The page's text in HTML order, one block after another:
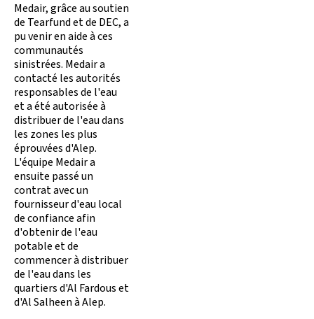
Medair, grâce au soutien
de Tearfund et de DEC, a
pu venir en aide à ces
communautés
sinistrées. Medair a
contacté les autorités
responsables de l'eau
et a été autorisée à
distribuer de l'eau dans
les zones les plus
éprouvées d'Alep.
L'équipe Medair a
ensuite passé un
contrat avec un
fournisseur d'eau local
de confiance afin
d'obtenir de l'eau
potable et de
commencer à distribuer
de l'eau dans les
quartiers d'Al Fardous et
d'Al Salheen à Alep.